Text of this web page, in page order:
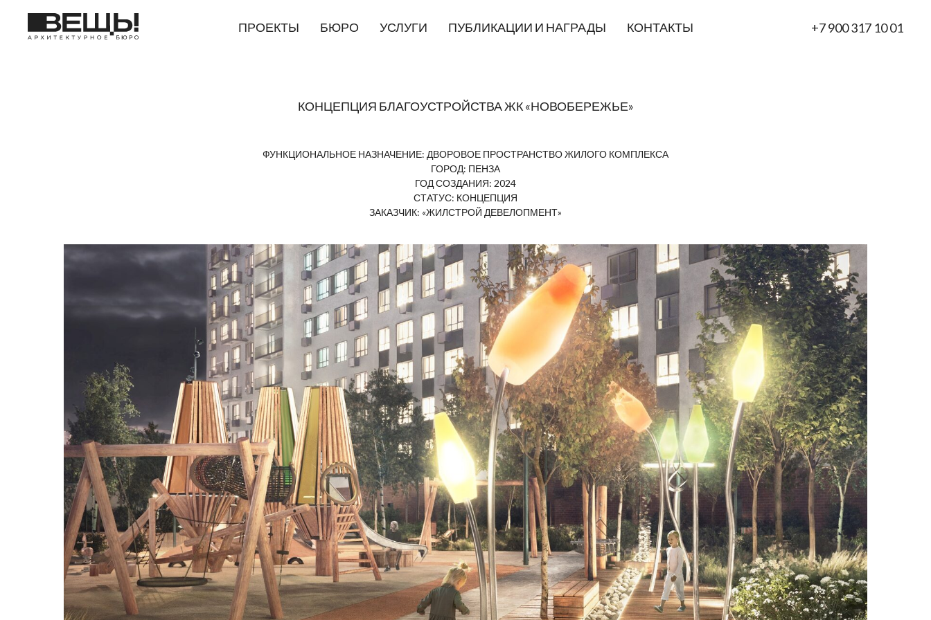
ПРОЕКТЫ БЮРО УСЛУГИ ПУБЛИКАЦИИ И НАГРАДЫ КОНТАКТЫ +7 900 317 10 01
КОНЦЕПЦИЯ БЛАГОУСТРОЙСТВА ЖК «НОВОБЕРЕЖЬЕ»
ФУНКЦИОНАЛЬНОЕ НАЗНАЧЕНИЕ: ДВОРОВОЕ ПРОСТРАНСТВО ЖИЛОГО КОМПЛЕКСА
ГОРОД: ПЕНЗА
ГОД СОЗДАНИЯ: 2024
СТАТУС: КОНЦЕПЦИЯ
ЗАКАЗЧИК: «ЖИЛСТРОЙ ДЕВЕЛОПМЕНТ»